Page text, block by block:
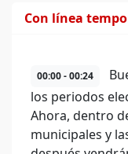
Con línea
00:00 - 00:24
los periodos
Ahora, dentro
municipales y